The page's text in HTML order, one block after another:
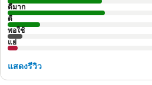
ดีมาก
ดี
พอใช้
แย่
แสดงรีวิว